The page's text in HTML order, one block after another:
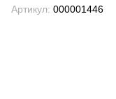
Артикул: 000001446